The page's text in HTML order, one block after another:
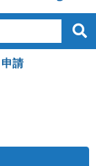
申請